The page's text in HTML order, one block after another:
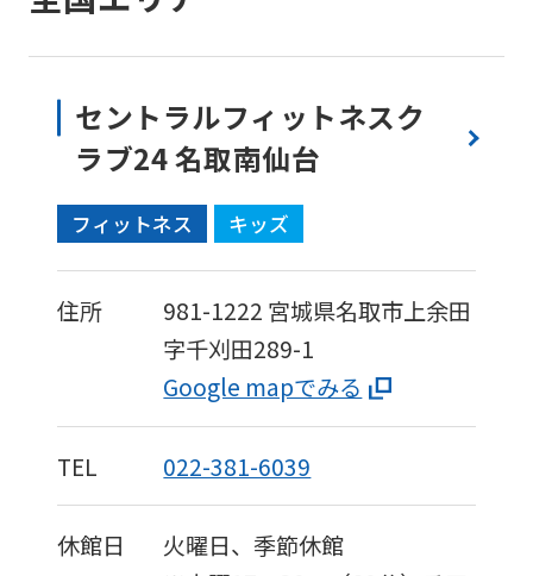
セントラルフィットネスク
ラブ24 名取南仙台
フィットネス キッズ
住所 981-1222 宮城県名取市上余田
字千刈田289-1
Google mapでみる
TEL 022-381-6039
休館日
火曜日、季節休館